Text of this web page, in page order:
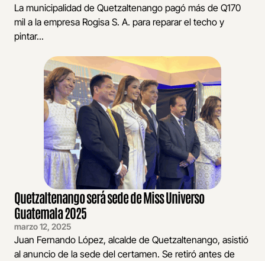
La municipalidad de Quetzaltenango pagó más de Q170
mil a la empresa Rogisa S. A. para reparar el techo y
pintar...
Quetzaltenango será sede de Miss Universo
Guatemala 2025
marzo 12, 2025
Juan Fernando López, alcalde de Quetzaltenango, asistió
al anuncio de la sede del certamen. Se retiró antes de